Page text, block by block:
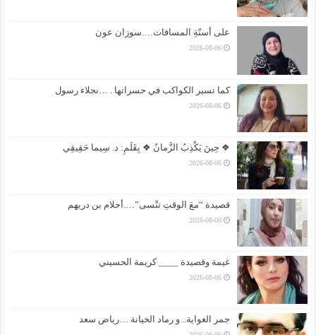
على أسنّةِ المسافات….سوزان عون
2026-08-06
كما تسير الكواكب في حسراتها . …نجلاء رسول
2026-08-06
❖ حِينَ يَكْذِبُ الزَّمانُ ❖ بِقَلَمِ: د. سِيما حَقِيقِي
2026-08-06
قصيدة “معَ الوقتِ تنْسى”….أحلام بن دريهم
2026-08-06
غيمة وقصيدة ____ كريمة الحسيني
2026-08-06
جمر الغواية.. و رماد الخيانة …رياض سعد